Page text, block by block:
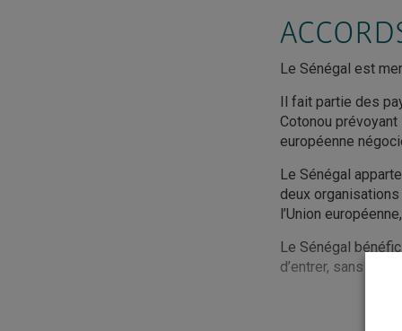
Le Sénégal est
Il fait partie des
Cotonou prévoyant
européenne
Le Sénégal
deux
l’Union
Le Sénégal
d’entrer, sans droit